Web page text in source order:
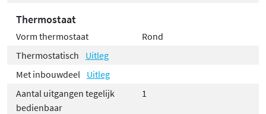
Thermostaat
Vorm thermostaat
Rond
Thermostatisch
Uitleg
Met inbouwdeel
Uitleg
Aantal uitgangen tegelijk
bedienbaar
1